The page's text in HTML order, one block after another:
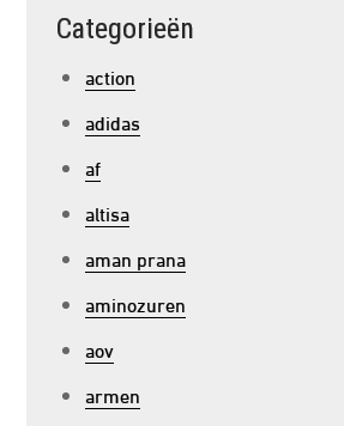
Categorieën
action
adidas
af
altisa
aman prana
aminozuren
aov
armen